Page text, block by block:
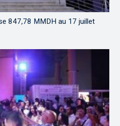
847,78 MMDH au 17 juillet